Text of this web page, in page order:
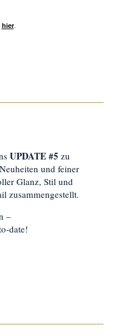
hier.
UPDATE #5 zu
und feiner
Glanz, Stil und
zusammengestellt.
–
date!